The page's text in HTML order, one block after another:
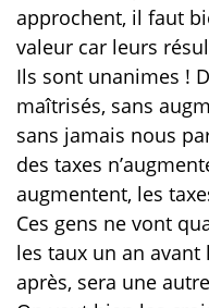
approchent, il faut
valeur car leurs
Ils sont unanimes !
maîtrisés, sans
sans jamais nous
des taxes
augmentent, les
Ces gens ne vont
les taux un an
après, sera une